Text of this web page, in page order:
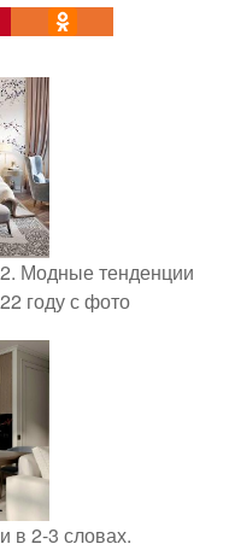
Модные тенденции
году с фото
в 2-3 словах.